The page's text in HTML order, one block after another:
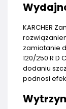
KARCHER
zamiatanie
120/250 R
dodaniu
podnosi